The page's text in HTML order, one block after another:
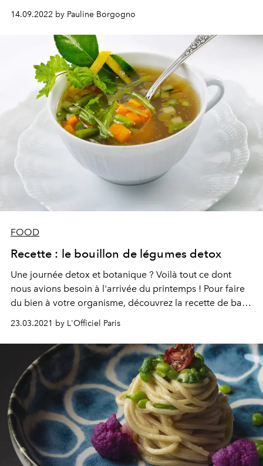
exclusivité pour L'OFFICIEL
14.09.2022 by Pauline Borgogno
FOOD
Recette : le bouillon de légumes detox
Une journée detox et botanique ? Voilà tout ce dont
nous avions besoin à l'arrivée du printemps ! Pour faire
du bien à votre organisme, découvrez la recette de base
du bouillon de légumes (et pour un approvisionnement
optimal de 3 litres).
23.03.2021 by L'Officiel Paris